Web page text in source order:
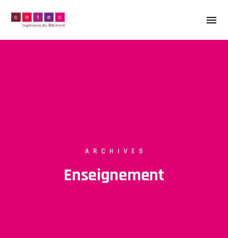
ARCHIVES
Enseignement